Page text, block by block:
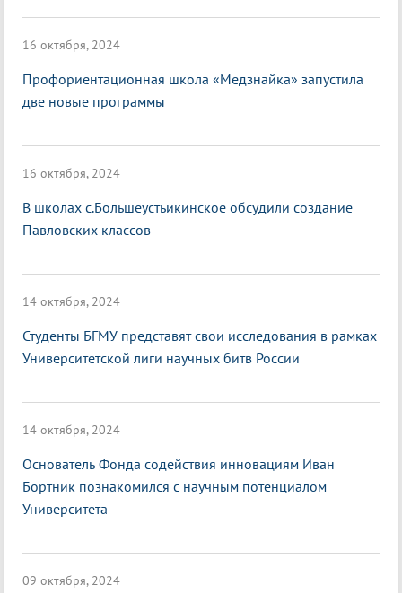
16 октября, 2024
Профориентационная школа «Медзнайка» запустила
две новые программы
16 октября, 2024
В школах с.Большеустьикинское обсудили создание
Павловских классов
14 октября, 2024
Студенты БГМУ представят свои исследования в рамках
Университетской лиги научных битв России
14 октября, 2024
Основатель Фонда содействия инновациям Иван
Бортник познакомился с научным потенциалом
Университета
09 октября, 2024